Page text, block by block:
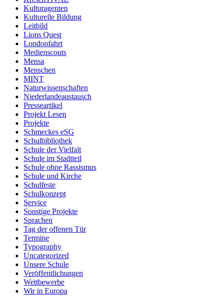
Kulturagenten
Kulturelle Bildung
Leitbild
Lions Quest
Londonfahrt
Medienscouts
Mensa
Menschen
MINT
Naturwissenschaften
Niederlandeaustausch
Presseartikel
Projekt Lesen
Projekte
Schmeckes eSG
Schulbibliothek
Schule der Vielfalt
Schule im Stadtteil
Schule ohne Rassismus
Schule und Kirche
Schulfeste
Schulkonzept
Service
Sonstige Projekte
Sprachen
Tag der offenen Tür
Termine
Typography
Uncategorized
Unsere Schule
Veröffentlichungen
Wettbewerbe
Wir in Europa